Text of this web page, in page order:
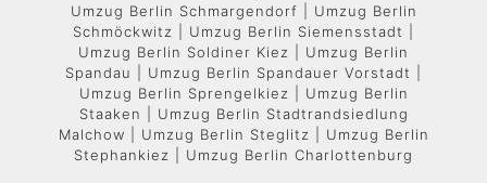
Umzug Berlin Schmargendorf | Umzug Berlin
Schmöckwitz | Umzug Berlin Siemensstadt |
Umzug Berlin Soldiner Kiez | Umzug Berlin
Spandau | Umzug Berlin Spandauer Vorstadt |
Umzug Berlin Sprengelkiez | Umzug Berlin
Staaken | Umzug Berlin Stadtrandsiedlung
Malchow | Umzug Berlin Steglitz | Umzug Berlin
Stephankiez | Umzug Berlin Charlottenburg